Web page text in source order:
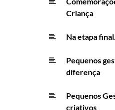
Criança
Na etapa
Pequenos
diferença
Pequenos
criativos